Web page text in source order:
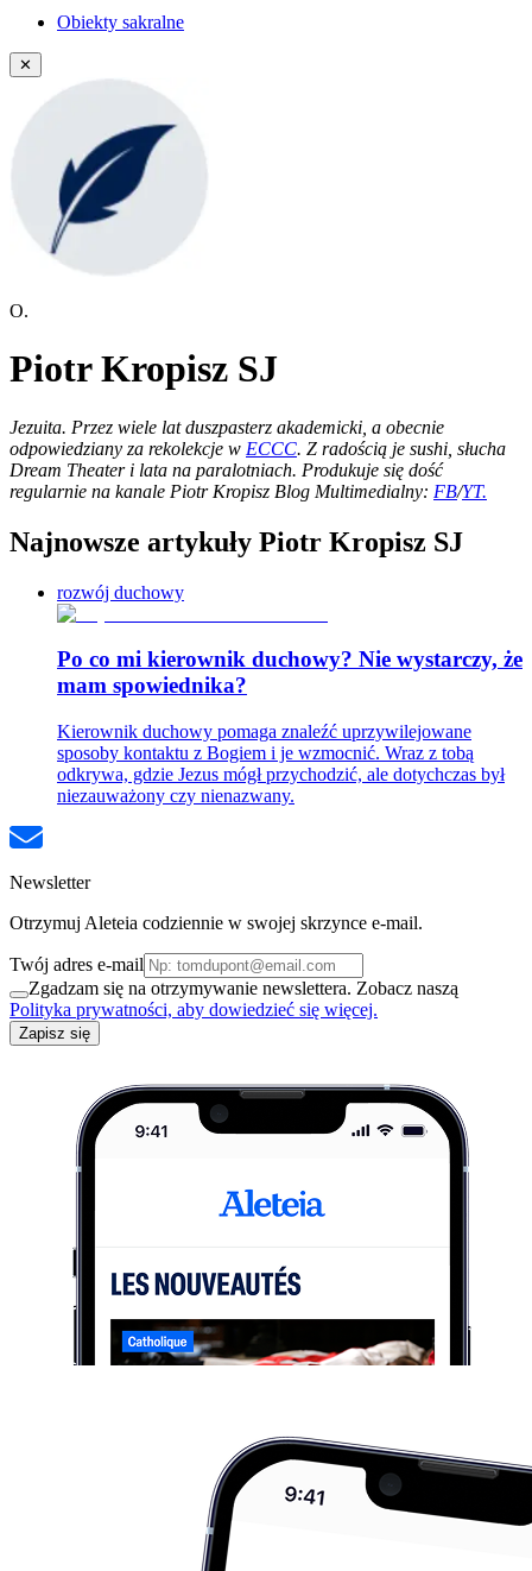
Obiekty sakralne
✕
O.
Piotr Kropisz SJ
Jezuita. Przez wiele lat duszpasterz akademicki, a obecnie
odpowiedziany za rekolekcje w ECCC. Z radością je sushi, słucha
Dream Theater i lata na paralotniach. Produkuje się dość
regularnie na kanale Piotr Kropisz Blog Multimedialny: FB/YT.
Najnowsze artykuły Piotr Kropisz SJ
rozwój duchowy
Po co mi kierownik duchowy? Nie wystarczy, że
mam spowiednika?
Kierownik duchowy pomaga znaleźć uprzywilejowane
sposoby kontaktu z Bogiem i je wzmocnić. Wraz z tobą
odkrywa, gdzie Jezus mógł przychodzić, ale dotychczas był
niezauważony czy nienazwany.
Newsletter
Otrzymuj Aleteia codziennie w swojej skrzynce e-mail.
Twój adres e-mail
Zgadzam się na otrzymywanie newslettera. Zobacz naszą
Polityka prywatności, aby dowiedzieć się więcej.
Zapisz się